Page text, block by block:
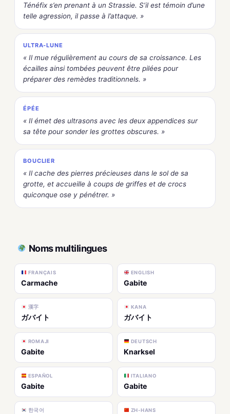
Ténéfix s’en prenant à un Strassie. S’il est témoin d’une
telle agression, il passe à l’attaque. »
ULTRA-LUNE
« Il mue régulièrement au cours de sa croissance. Les
écailles ainsi tombées peuvent être pilées pour
préparer des remèdes traditionnels. »
ÉPÉE
« Il émet des ultrasons avec les deux appendices sur
sa tête pour sonder les grottes obscures. »
BOUCLIER
« Il cache des pierres précieuses dans le sol de sa
grotte, et accueille à coups de griffes et de crocs
quiconque ose y pénétrer. »
Noms multilingues
FRANÇAIS
Carmache
ENGLISH
Gabite
漢字
ガバイト
KANA
ガバイト
ROMAJI
Gabite
DEUTSCH
Knarksel
ESPAÑOL
Gabite
ITALIANO
Gabite
한국어 ZH-HANS